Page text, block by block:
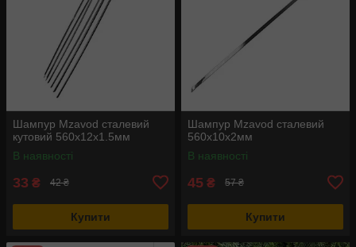
Шампур Mzavod сталевий
кутовий 560х12х1.5мм
В наявності
33 ₴ 42 ₴
Купити
Шампур Mzavod сталевий
560х10х2мм
В наявності
45 ₴ 57 ₴
Купити